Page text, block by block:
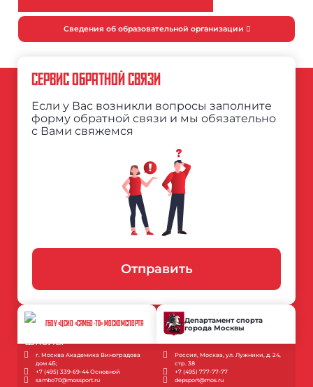
Сведения об образовательной организации
СЕРВИС ОБРАТНОЙ СВЯЗИ
Если у Вас возникли вопросы заполните
форму обратной связи и мы обязательно
с Вами свяжемся
Отправить
ГБОУ «ЦСИО «САМБО-70» МОСКОМСПОРТА
г. Москва Академика Виноградова
дом 4Б;
+7 (495) 339-69-44 Основной
sambo70@mossport.ru
Департамент спорта
города Москвы
Россия, Москва, ул. Лужники, д. 24,
стр. 38
+7 (495) 777-77-77
depsport@mos.ru